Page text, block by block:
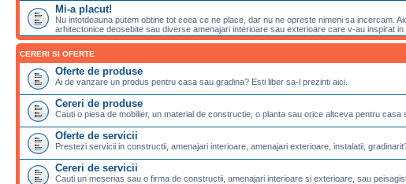
Mi-a placut!
Nu intotdeauna putem obtine tot ceea ce ne place, dar nu ne opreste nimeni sa incercam.
arhitectonice deosebite sau diverse amenajari interioare sau exterioare care v-au inspirat in
CERERI SI OFERTE
Oferte de produse
Ai de vanzare un produs pentru casa sau gradina? Esti liber sa-l prezinti aici.
Cereri de produse
Cauti o piesa de mobilier, un material de constructie, o planta sau orice altceva pentru
Oferte de servicii
Prestezi servicii in constructii, amenajari interioare, amenajari exterioare, instalatii,
Cereri de servicii
Cauti un meserias sau o firma de constructii, amenajari interioare si exterioare, sau